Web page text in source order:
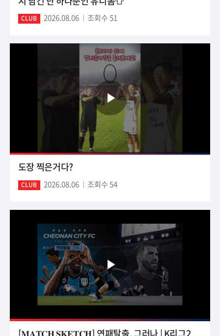
CLUB 2026.08.06 조회수 51
도장 찍은거다?
CLUB 2026.08.06 조회수 54
[𝐌𝐀𝐓𝐂𝐇 𝐒𝐊𝐄𝐓𝐂𝐇] 연패탈출, 그러나 | K리그2